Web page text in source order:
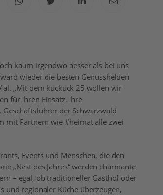
kaum irgendwo besser als bei uns
wieder die besten Genusshelden
„Mit dem kuckuck 25 wollen wir
für ihren Einsatz, ihre
der Schwarzwald
mit Partnern wie #heimat alle zwei
Events und Menschen, die den
„Nest des Jahres“ werden charmante
– egal, ob traditioneller Gasthof oder
und regionaler Küche überzeugen,